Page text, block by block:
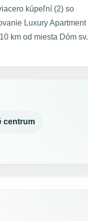
kúpeľní (2) so
Luxury Apartment
km od miesta Dóm sv.
centrum